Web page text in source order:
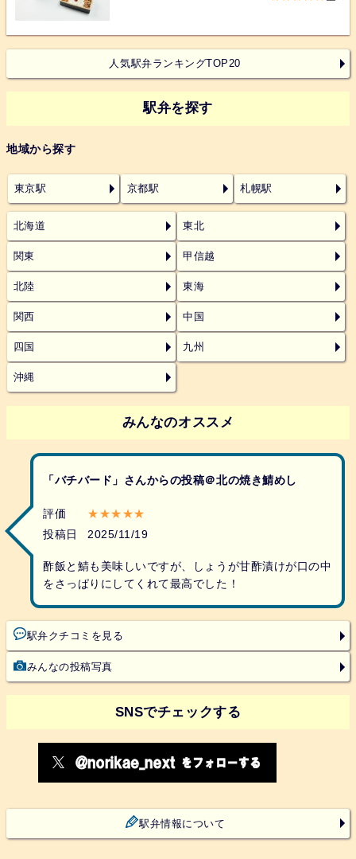
人気駅弁ランキングTOP20
駅弁を探す
地域から探す
東京駅 京都駅 札幌駅
北海道 東北
関東 甲信越
北陸 東海
関西 中国
四国 九州
沖縄
みんなのオススメ
「バチバード」さんからの投稿＠北の焼き鯖めし
評価
★★★★★
投稿日
2025/11/19
酢飯と鯖も美味しいですが、しょうが甘酢漬けが口の中
をさっぱりにしてくれて最高でした！
駅弁クチコミを見る
みんなの投稿写真
SNSでチェックする
駅弁情報について